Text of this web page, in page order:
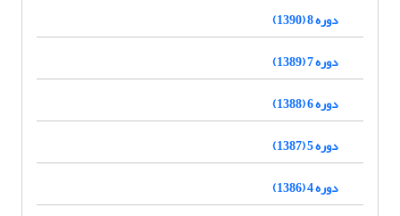
دوره 8 (1390)
دوره 7 (1389)
دوره 6 (1388)
دوره 5 (1387)
دوره 4 (1386)